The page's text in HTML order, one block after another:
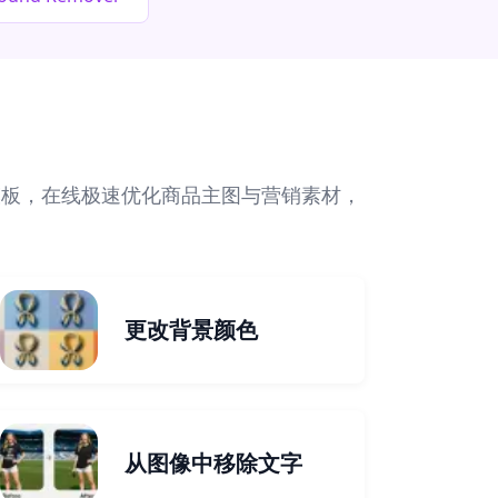
，在线极速优化商品主图与营销素材，
更改背景颜色
从图像中移除文字